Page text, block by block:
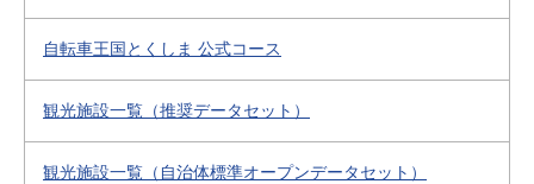
自転車王国とくしま 公式コース
観光施設一覧（推奨データセット）
観光施設一覧（自治体標準オープンデータセット）